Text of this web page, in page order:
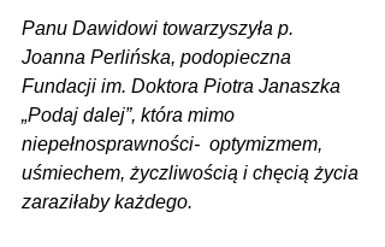
Panu Dawidowi towarzyszyła p.
Joanna Perlińska, podopieczna
Fundacji im. Doktora Piotra Janaszka
„Podaj dalej”, która mimo
niepełnosprawności-  optymizmem,
uśmiechem, życzliwością i chęcią życia
zaraziłaby każdego.